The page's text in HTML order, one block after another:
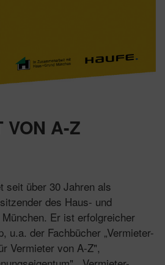
VON A-Z
seit über 30 Jahren als
des Haus- und
Er ist erfolgreicher
u.a. der Fachbücher „Vermieter-
Vermieter von A-Z",